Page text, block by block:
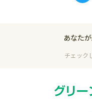
あなた
チェック